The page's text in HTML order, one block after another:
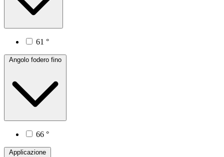
61 °
Angolo fodero fino
66 °
Applicazione